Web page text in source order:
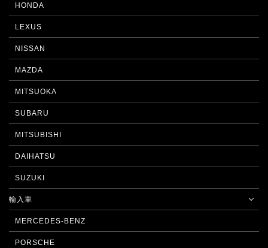
HONDA
LEXUS
NISSAN
MAZDA
MITSUOKA
SUBARU
MITSUBISHI
DAIHATSU
SUZUKI
輸入車
MERCEDES-BENZ
PORSCHE